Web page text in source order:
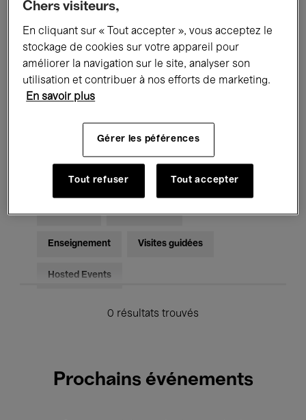
Tous les événements Concerts
Expositions Films Performances
Rencontres & Débats
Musique classique Global Music
Musique électronique
Pour tous Kids’ Palace
Enseignement Visites guidées
Hosted Events
0 résultats trouvés
Prochains événements
Chers visiteurs,
En cliquant sur « Tout accepter », vous acceptez le
stockage de cookies sur votre appareil pour
améliorer la navigation sur le site, analyser son
utilisation et contribuer à nos efforts de marketing.
En savoir plus
Gérer les péférences
Tout refuser Tout accepter